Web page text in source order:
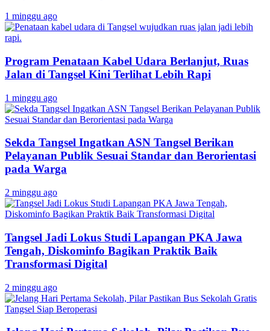
1 minggu ago
Program Penataan Kabel Udara Berlanjut, Ruas
Jalan di Tangsel Kini Terlihat Lebih Rapi
1 minggu ago
Sekda Tangsel Ingatkan ASN Tangsel Berikan
Pelayanan Publik Sesuai Standar dan Berorientasi
pada Warga
2 minggu ago
Tangsel Jadi Lokus Studi Lapangan PKA Jawa
Tengah, Diskominfo Bagikan Praktik Baik
Transformasi Digital
2 minggu ago